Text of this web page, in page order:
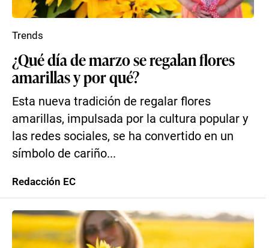
¿Qué día de marzo se regalan flores
amarillas y por qué?
Esta nueva tradición de regalar flores
amarillas, impulsada por la cultura popular y
las redes sociales, se ha convertido en un
símbolo de cariño...
Trends
Redacción EC